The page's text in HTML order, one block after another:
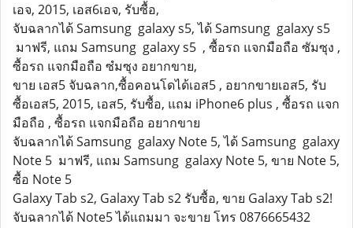
เอจ, 2015, เอส6เอจ, รับซื้อ,
จับฉลากได้ Samsung galaxy s5, ได้ Samsung galaxy s5
มาฟรี, แถม Samsung galaxy s5 , ซื้อรถ แจกมือถือ ซัมซุง ,
ซื้อรถ แจกมือถือ ซํมซุง อยากขาย,
ขาย เอส5 จับฉลาก,ซื้อคอนโดได้เอส5 , อยากขายเอส5, รับ
ซื้อเอส5, 2015, เอส5, รับซื้อ, แถม iPhone6 plus , ซื้อรถ แจก
มือถือ , ซื้อรถ แจกมือถือ อยากขาย
จับฉลากได้ Samsung galaxy Note 5, ได้ Samsung galaxy
Note 5 มาฟรี, แถม Samsung galaxy Note 5, ขาย Note 5,
ซื้อ Note 5
Galaxy Tab s2, Galaxy Tab s2 รับซื้อ, ขาย Galaxy Tab s2!
จับฉลากได้ Note5 ได้แถมมา จะขาย โทร 0876665432